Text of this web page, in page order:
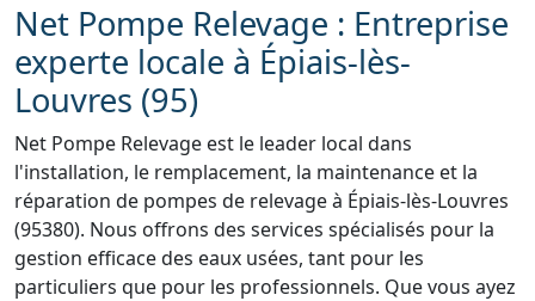
Net Pompe Relevage : Entreprise
experte locale à Épiais-lès-
Louvres (95)
Net Pompe Relevage est le leader local dans
l'installation, le remplacement, la maintenance et la
réparation de pompes de relevage à Épiais-lès-Louvres
(95380). Nous offrons des services spécialisés pour la
gestion efficace des eaux usées, tant pour les
particuliers que pour les professionnels. Que vous ayez